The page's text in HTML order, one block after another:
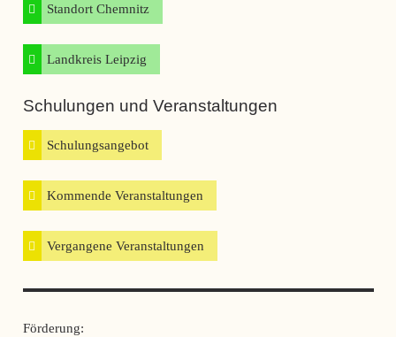
Standort Chemnitz
Landkreis Leipzig
Schulungen und Veranstaltungen
Schulungsangebot
Kommende Veranstaltungen
Vergangene Veranstaltungen
Wege aus der Duldung
Förderung: